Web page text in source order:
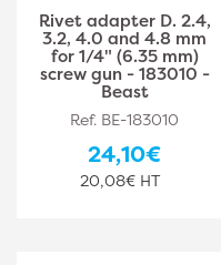
Rivet adapter D. 2.4,
3.2, 4.0 and 4.8 mm
for 1/4" (6.35 mm)
screw gun - 183010 -
Beast
Ref. BE-183010
24,10€
20,08€ HT